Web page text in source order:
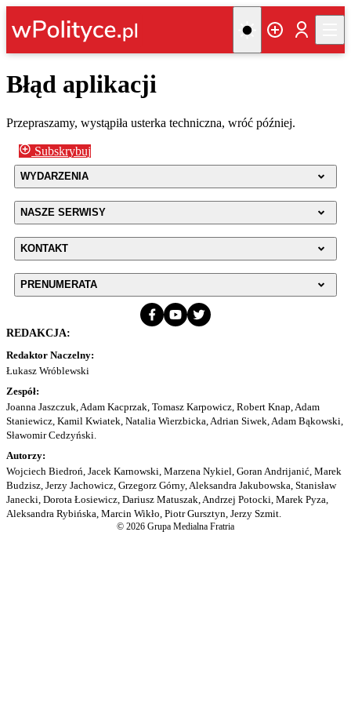
Błąd aplikacji
Przepraszamy, wystąpiła usterka techniczna, wróć później.
Subskrybuj
WYDARZENIA
NASZE SERWISY
KONTAKT
PRENUMERATA
REDAKCJA:
Redaktor Naczelny:
Łukasz Wróblewski
Zespół:
Joanna Jaszczuk, Adam Kacprzak, Tomasz Karpowicz, Robert Knap, Adam
Staniewicz, Kamil Kwiatek, Natalia Wierzbicka, Adrian Siwek, Adam Bąkowski,
Sławomir Cedzyński.
Autorzy:
Wojciech Biedroń, Jacek Karnowski, Marzena Nykiel, Goran Andrijanić, Marek
Budzisz, Jerzy Jachowicz, Grzegorz Górny, Aleksandra Jakubowska, Stanisław
Janecki, Dorota Łosiewicz, Dariusz Matuszak, Andrzej Potocki, Marek Pyza,
Aleksandra Rybińska, Marcin Wikło, Piotr Gursztyn, Jerzy Szmit.
© 2026 Grupa Medialna Fratria